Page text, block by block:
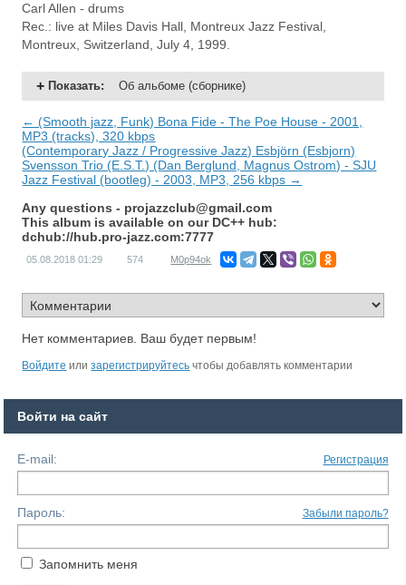
Carl Allen - drums
Rec.: live at Miles Davis Hall, Montreux Jazz Festival,
Montreux, Switzerland, July 4, 1999.
Показать: Об альбоме (сборнике)
← (Smooth jazz, Funk) Bona Fide - The Poe House - 2001,
MP3 (tracks), 320 kbps
(Contemporary Jazz / Progressive Jazz) Esbjörn (Esbjorn)
Svensson Trio (E.S.T.) (Dan Berglund, Magnus Ostrom) - SJU
Jazz Festival (bootleg) - 2003, MP3, 256 kbps →
Any questions - projazzclub@gmail.com
This album is available on our DC++ hub:
dchub://hub.pro-jazz.com:7777
05.08.2018 01:29 574 M0p94ok
Нет комментариев. Ваш будет первым!
Войдите илизарегистрируйтесь чтобы добавлять комментарии
Войти на сайт
E-mail: Регистрация
Пароль: Забыли пароль?
Запомнить меня